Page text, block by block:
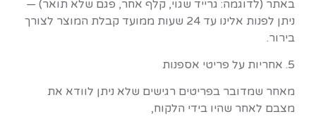
באתר (לדוגמה: גרייד שגוי, קלף אחר, פגם שלא תואר) —
ניתן לפנות אלינו עד 24 שעות ממועד קבלת המוצר לצורך
בירור.
5. אחריות על פריטי אספנות
מאחר שמדובר בפריטים רגישים שלא ניתן לוודא את
מצבם לאחר שהיו בידי הלקוח,